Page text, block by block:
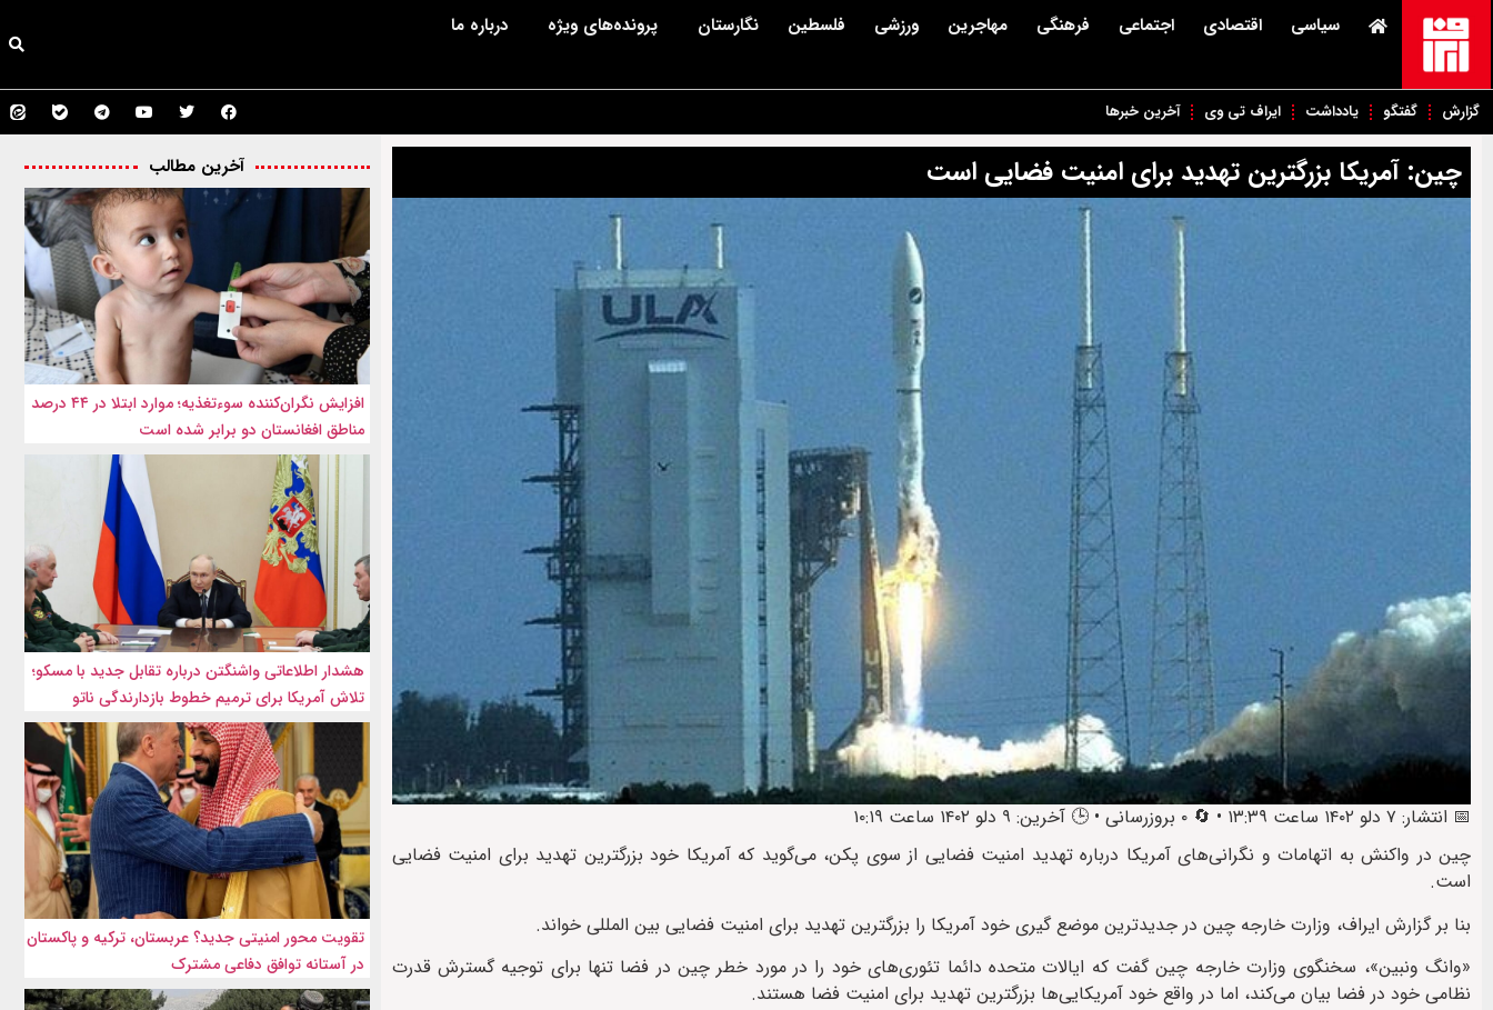
سیاسی اقتصادی اجتماعی فرهنگی مهاجرین ورزشی فلسطین نگارستان پرونده‌های ویژه درباره ما
گزارش گفتگو یادداشت ایراف تی وی آخرین خبرها
چین: آمریکا بزرگترین تهدید برای امنیت فضایی است
📅 انتشار: ۷ دلو ۱۴۰۲ ساعت ۱۳:۳۹ • 🔄 ۰ بروزرسانی • 🕒 آخرین: ۹ دلو ۱۴۰۲ ساعت ۱۰:۱۹
چین در واکنش به اتهامات و نگرانی‌های آمریکا درباره تهدید امنیت فضایی از سوی پکن، می‌گوید که آمریکا خود بزرگترین تهدید برای امنیت فضایی
است.
بنا بر گزارش ایراف، وزارت خارجه چین در جدیدترین موضع گیری خود آمریکا را بزرگترین تهدید برای امنیت فضایی بین المللی خواند.
«وانگ ونبین»، سخنگوی وزارت خارجه چین گفت که ایالات متحده دائما تئوری‌های خود را در مورد خطر چین در فضا تنها برای توجیه گسترش قدرت
نظامی خود در فضا بیان می‌کند، اما در واقع خود آمریکایی‌ها بزرگترین تهدید برای امنیت فضا هستند.
آخرین مطالب
افزایش نگران‌کننده سوءتغذیه؛ موارد ابتلا در ۴۴ درصد
مناطق افغانستان دو برابر شده است
هشدار اطلاعاتی واشنگتن درباره تقابل جدید با مسکو؛
تلاش آمریکا برای ترمیم خطوط بازدارندگی ناتو
تقویت محور امنیتی جدید؟ عربستان، ترکیه و پاکستان
در آستانه توافق دفاعی مشترک